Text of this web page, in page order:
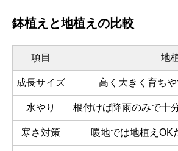
鉢植えと地植えの比較
項目 地
成長サイズ 高く大きく育ちや
水やり 根付けば降雨のみで十
寒さ対策 暖地では地植えOK